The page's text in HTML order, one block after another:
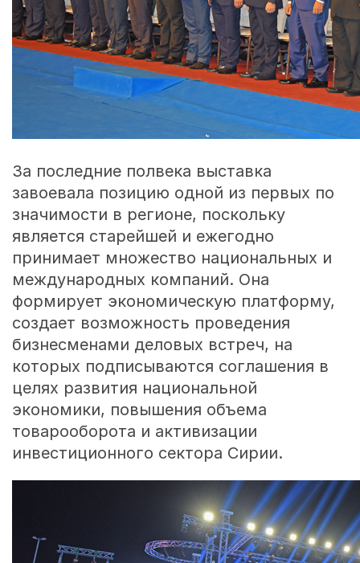
За последние полвека выставка
завоевала позицию одной из первых по
значимости в регионе, поскольку
является старейшей и ежегодно
принимает множество национальных и
международных компаний. Она
формирует экономическую платформу,
создает возможность проведения
бизнесменами деловых встреч, на
которых подписываются соглашения в
целях развития национальной
экономики, повышения объема
товарооборота и активизации
инвестиционного сектора Сирии.